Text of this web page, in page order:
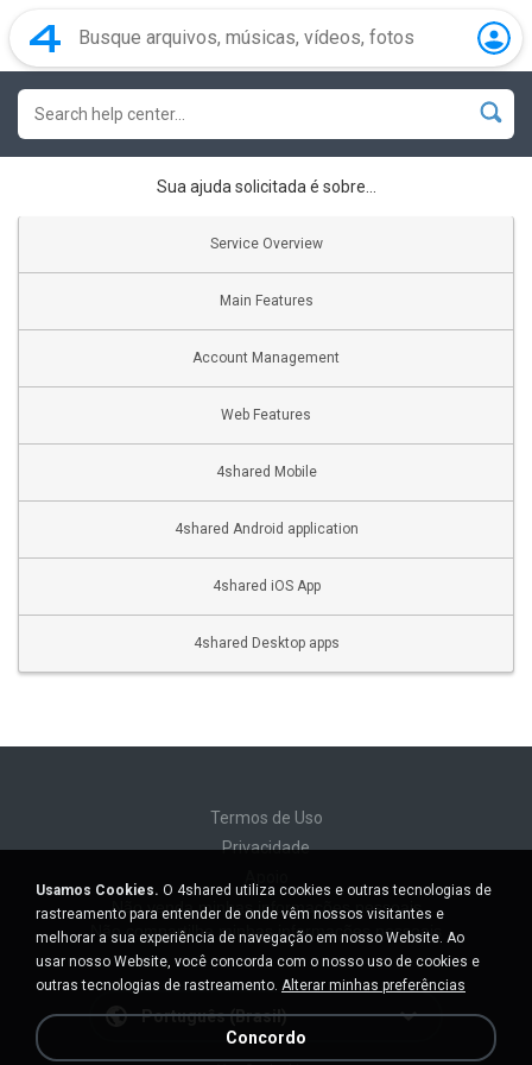
Sua ajuda solicitada é sobre...
Service Overview
Main Features
Account Management
Web Features
4shared Mobile
4shared Android application
4shared iOS App
4shared Desktop apps
Termos de Uso
Privacidade
Não venda minhas informações pessoais
Não compartilhe minhas informações pessoais
Português (Brasil)
Usamos Cookies. O 4shared utiliza cookies e outras tecnologias de
rastreamento para entender de onde vêm nossos visitantes e
melhorar a sua experiência de navegação em nosso Website. Ao
usar nosso Website, você concorda com o nosso uso de cookies e
outras tecnologias de rastreamento. Alterar minhas preferências
Concordo